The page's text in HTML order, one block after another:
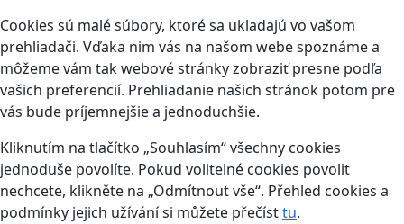
Cookies sú malé súbory, ktoré sa ukladajú vo vašom
prehliadači. Vďaka nim vás na našom webe spoznáme a
môžeme vám tak webové stránky zobraziť presne podľa
vašich preferencií. Prehliadanie našich stránok potom pre
vás bude príjemnejšie a jednoduchšie.
Kliknutím na tlačítko „Souhlasím“ všechny cookies
jednoduše povolíte. Pokud volitelné cookies povolit
nechcete, klikněte na „Odmítnout vše“. Přehled cookies a
podmínky jejich užívání si můžete přečísttu.